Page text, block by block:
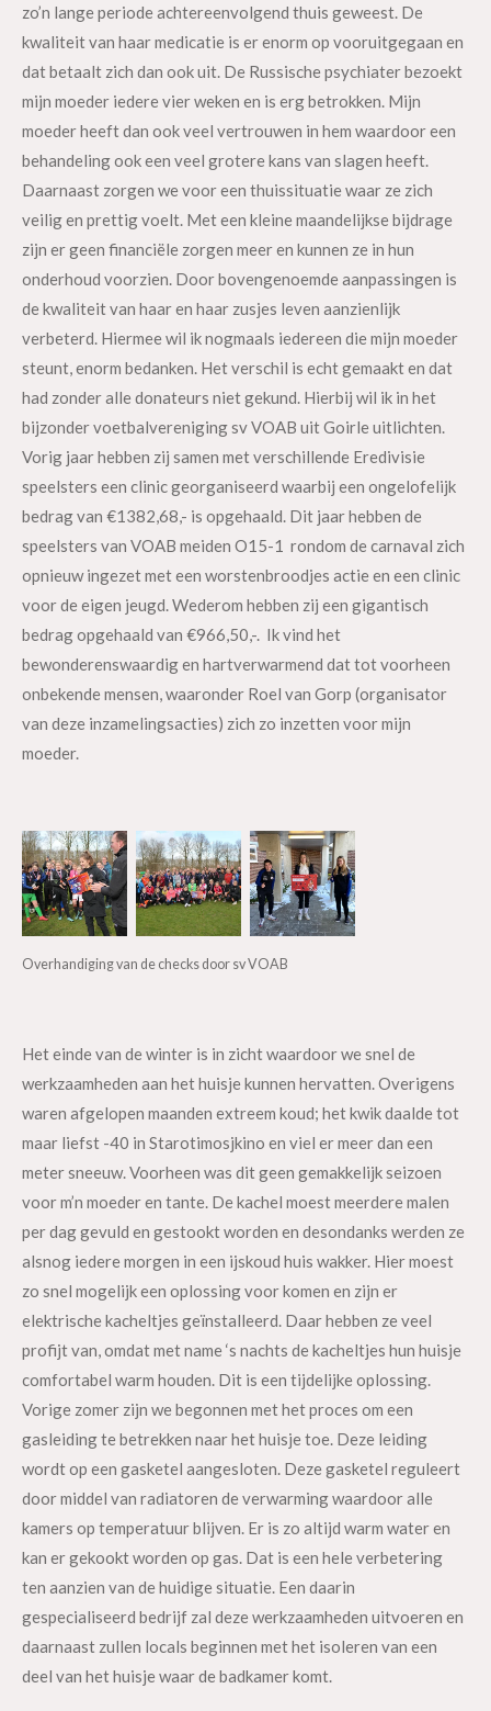
zo’n lange periode achtereenvolgend thuis geweest. De
kwaliteit van haar medicatie is er enorm op vooruitgegaan en
dat betaalt zich dan ook uit. De Russische psychiater bezoekt
mijn moeder iedere vier weken en is erg betrokken. Mijn
moeder heeft dan ook veel vertrouwen in hem waardoor een
behandeling ook een veel grotere kans van slagen heeft.
Daarnaast zorgen we voor een thuissituatie waar ze zich
veilig en prettig voelt. Met een kleine maandelijkse bijdrage
zijn er geen financiële zorgen meer en kunnen ze in hun
onderhoud voorzien. Door bovengenoemde aanpassingen is
de kwaliteit van haar en haar zusjes leven aanzienlijk
verbeterd. Hiermee wil ik nogmaals iedereen die mijn moeder
steunt, enorm bedanken. Het verschil is echt gemaakt en dat
had zonder alle donateurs niet gekund. Hierbij wil ik in het
bijzonder voetbalvereniging sv VOAB uit Goirle uitlichten.
Vorig jaar hebben zij samen met verschillende Eredivisie
speelsters een clinic georganiseerd waarbij een ongelofelijk
bedrag van €1382,68,- is opgehaald. Dit jaar hebben de
speelsters van VOAB meiden O15-1 rondom de carnaval zich
opnieuw ingezet met een worstenbroodjes actie en een clinic
voor de eigen jeugd. Wederom hebben zij een gigantisch
bedrag opgehaald van €966,50,-. Ik vind het
bewonderenswaardig en hartverwarmend dat tot voorheen
onbekende mensen, waaronder Roel van Gorp (organisator
van deze inzamelingsacties) zich zo inzetten voor mijn
moeder.
Overhandiging van de checks door sv VOAB
Het einde van de winter is in zicht waardoor we snel de
werkzaamheden aan het huisje kunnen hervatten. Overigens
waren afgelopen maanden extreem koud; het kwik daalde tot
maar liefst -40 in Starotimosjkino en viel er meer dan een
meter sneeuw. Voorheen was dit geen gemakkelijk seizoen
voor m’n moeder en tante. De kachel moest meerdere malen
per dag gevuld en gestookt worden en desondanks werden ze
alsnog iedere morgen in een ijskoud huis wakker. Hier moest
zo snel mogelijk een oplossing voor komen en zijn er
elektrische kacheltjes geïnstalleerd. Daar hebben ze veel
profijt van, omdat met name ‘s nachts de kacheltjes hun huisje
comfortabel warm houden. Dit is een tijdelijke oplossing.
Vorige zomer zijn we begonnen met het proces om een
gasleiding te betrekken naar het huisje toe. Deze leiding
wordt op een gasketel aangesloten. Deze gasketel reguleert
door middel van radiatoren de verwarming waardoor alle
kamers op temperatuur blijven. Er is zo altijd warm water en
kan er gekookt worden op gas. Dat is een hele verbetering
ten aanzien van de huidige situatie. Een daarin
gespecialiseerd bedrijf zal deze werkzaamheden uitvoeren en
daarnaast zullen locals beginnen met het isoleren van een
deel van het huisje waar de badkamer komt.